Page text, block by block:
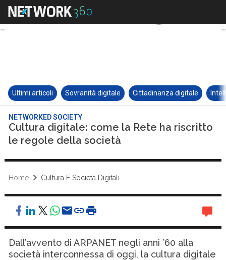
Ultimi articoli Sovranità digitale Cittadinanza digitale
NETWORKED SOCIETY
Cultura digitale: come la Rete ha riscritto
le regole della società
Home Cultura E Società Digitali
Dall’avvento di ARPANET negli anni ’60 alla
società interconnessa di oggi, la cultura digitale